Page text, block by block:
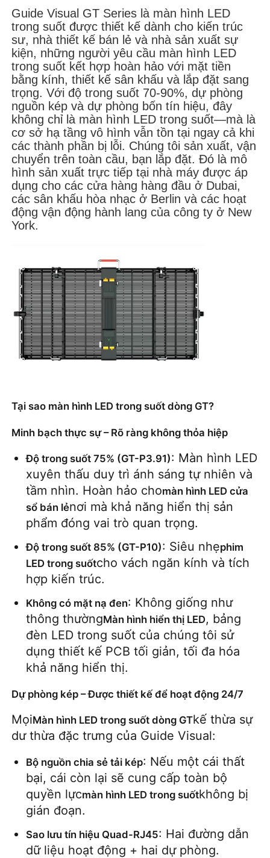
Các sản phẩm
Video
Buổi trình diễn VR
Về Chúng Tôi
Tham quan nhà máy
Kiểm soát chất lượng
Tin tức
Các trường hợp
Yêu cầu báo giá
Màn hình hiển thị LED
Màn hình LED cho buổi hòa nhạc
Thuê màn hình LED sân khấu
Tường video LED COB
Màn hình LED trong suốt
Màn hình SMD LED
Bảng hiển thị LED ngoài trời
biển quảng cáo led ngoài trời
Guide Visual GT Series là màn hình LED
trong suốt được thiết kế dành cho kiến ​​trúc
sư, nhà thiết kế bán lẻ và nhà sản xuất sự
kiện, những người yêu cầu màn hình LED
trong suốt kết hợp hoàn hảo với mặt tiền
bằng kính, thiết kế sân khấu và lắp đặt sang
trọng. Với độ trong suốt 70-90%, dự phòng
nguồn kép và dự phòng bốn tín hiệu, đây
không chỉ là màn hình LED trong suốt—mà là
cơ sở hạ tầng vô hình vẫn tồn tại ngay cả khi
các thành phần bị lỗi. Chúng tôi sản xuất, vận
chuyển trên toàn cầu, bạn lắp đặt. Đó là mô
hình sản xuất trực tiếp tại nhà máy được áp
dụng cho các cửa hàng hàng đầu ở Dubai,
các sân khấu hòa nhạc ở Berlin và các hoạt
động vận động hành lang của công ty ở New
York.
Tại sao màn hình LED trong suốt dòng GT?
Minh bạch thực sự – Rõ ràng không thỏa hiệp
Độ trong suốt 75% (GT-P3.91): Màn hình LED
xuyên thấu duy trì ánh sáng tự nhiên và
tầm nhìn. Hoàn hảo chomàn hình LED cửa
sổ bán lẻnơi mà khả năng hiển thị sản
phẩm đóng vai trò quan trọng.
Độ trong suốt 85% (GT-P10): Siêu nhẹphim
LED trong suốtcho vách ngăn kính và tích
hợp kiến ​​trúc.
Không có mặt nạ đen: Không giống như
thông thườngMàn hình hiển thị LED, bảng
đèn LED trong suốt của chúng tôi sử
dụng thiết kế PCB tối giản, tối đa hóa
khả năng hiển thị.
Dự phòng kép – Được thiết kế để hoạt động 24/7
MọiMàn hình LED trong suốt dòng GTkế thừa sự
dư thừa đặc trưng của Guide Visual:
Bộ nguồn chia sẻ tải kép: Nếu một cái thất
bại, cái còn lại sẽ cung cấp toàn bộ
quyền lựcmàn hình LED trong suốtkhông bị
gián đoạn.
Sao lưu tín hiệu Quad-RJ45: Hai đường dẫn
dữ liệu hoạt động + hai dự phòng.